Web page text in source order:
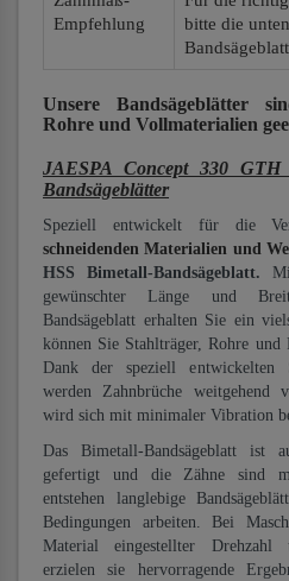
Empfehlung
bitte die
Unsere Bandsägeblätter
Rohre und Vollmaterialien
JAESPA Concept 330
Bandsägeblätter
Speziell entwickelt für die
schneidenden Materialien und
HSS Bimetall-Bandsägeblatt.
gewünschter Länge und
Bandsägeblatt erhalten Sie ein
können Sie Stahlträger, Rohre und
Dank der speziell entwickelten
werden Zahnbrüche weitgehend
wird sich mit minimaler Vibration
Das Bimetall-Bandsägeblatt ist
gefertigt und die Zähne sind
entstehen langlebige
Bedingungen arbeiten. Bei
Material eingestellter Drehzahl
erzielen sie hervorragende